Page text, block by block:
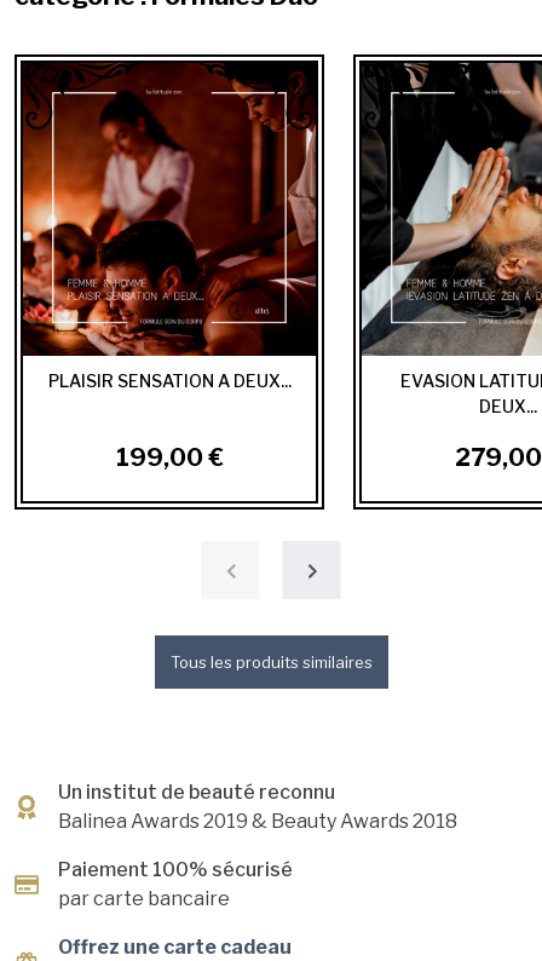
PLAISIR SENSATION A DEUX...
199,00 €
EVASION
DEUX...
Tous les produits similaires
Un institut de beauté reconnu
Balinea Awards 2019 & Beauty Awards 2018
Paiement 100% sécurisé
par carte bancaire
Offrez une carte cadeau